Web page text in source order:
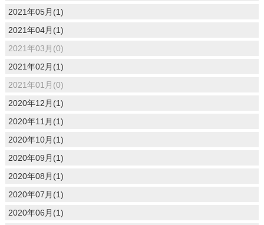
2021年05月(1)
2021年04月(1)
2021年03月(0)
2021年02月(1)
2021年01月(0)
2020年12月(1)
2020年11月(1)
2020年10月(1)
2020年09月(1)
2020年08月(1)
2020年07月(1)
2020年06月(1)